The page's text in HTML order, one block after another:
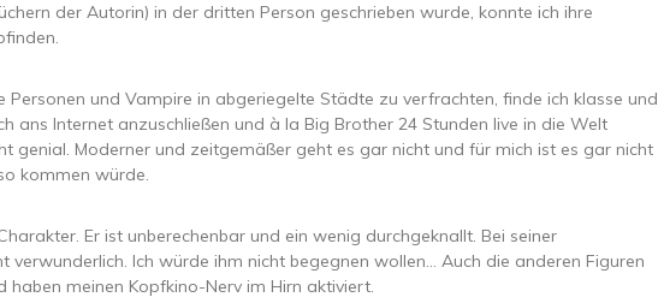
der Autorin) in der dritten Person geschrieben wurde, konnte ich ihre
Personen und Vampire in abgeriegelte Städte zu verfrachten, finde ich klasse und
ans Internet anzuschließen und à la Big Brother 24 Stunden live in die Welt
genial. Moderner und zeitgemäßer geht es gar nicht und für mich ist es gar nicht
kommen würde.
Er ist unberechenbar und ein wenig durchgeknallt. Bei seiner
verwunderlich. Ich würde ihm nicht begegnen wollen… Auch die anderen Figuren
haben meinen Kopfkino-Nerv im Hirn aktiviert.